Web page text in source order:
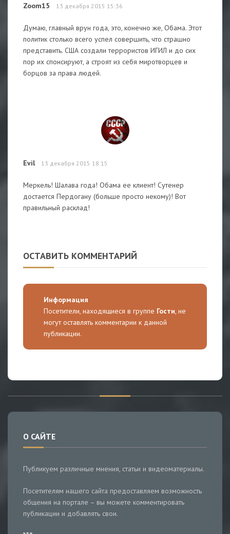
Zoom15 13 декабря 2015 15:36
Думаю, главный врун года, это, конечно же, Обама. Этот
политик столько всего успел совершить, что страшно
представить. США создали террористов ИГИЛ и до сих
пор их спонсируют, а строят из себя миротворцев и
борцов за права людей.
Evil 13 декабря 2015 18:15
Меркель! Шалава года! Обама ее клиент! Сутенер
достается Пердогану (больше просто некому)! Вот
правильный расклад!
ОСТАВИТЬ КОММЕНТАРИЙ
Информация
Посетители, находящиеся в группе Гости, не
могут оставлять комментарии к данной
публикации.
О САЙТЕ
Публикуем различные мнения, статьи и видеоматериалы.
Посетителям нашего сайта предоставляем возможность
общения на портале – вы можете комментировать
публикации и добавлять свои.